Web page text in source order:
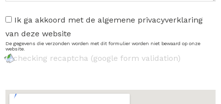
Ik ga akkoord met de algemene privacyverklaring
van deze website
De gegevens die verzonden worden met dit formulier worden niet bewaard op onze
website.
checking recaptcha (google form validation)